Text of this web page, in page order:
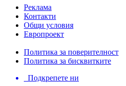
Реклама
Контакти
Общи условия
Европроект
Политика за поверителност
Политика за бисквитките
Подкрепете ни